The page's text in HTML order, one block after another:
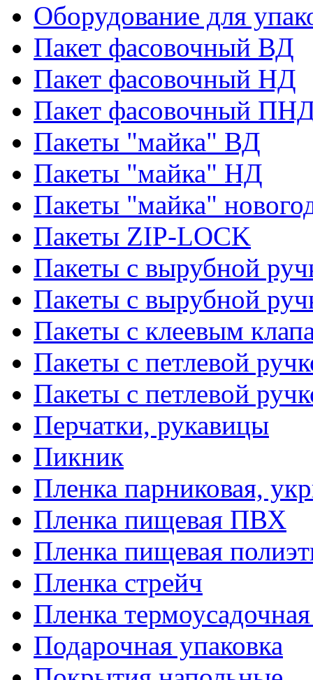
Оборудование для
Пакет фасовочный ВД
Пакет фасовочный НД
Пакет фасовочный
Пакеты "майка" ВД
Пакеты "майка" НД
Пакеты "майка"
Пакеты ZIP-LOCK
Пакеты с вырубной
Пакеты с вырубной
Пакеты с клеевым
Пакеты с петлевой
Пакеты с петлевой
Перчатки, рукавицы
Пикник
Пленка парниковая,
Пленка пищевая ПВХ
Пленка пищевая
Пленка стрейч
Пленка
Подарочная упаковка